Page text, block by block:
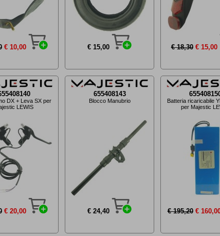
€ 10,00 € 15,00 € 18,30 € 15,00
DX + Leva SX per
LEWIS
€ 20,00
655408143
Blocco Manubrio
€ 24,40
Batteria ricaricabile
per Majestic
€ 195,20 €